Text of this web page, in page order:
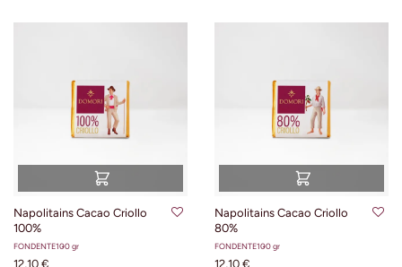
Napolitains Cacao Criollo
100%
FONDENTE100 gr
12,10 €
Napolitains Cacao Criollo
80%
FONDENTE100 gr
12,10 €